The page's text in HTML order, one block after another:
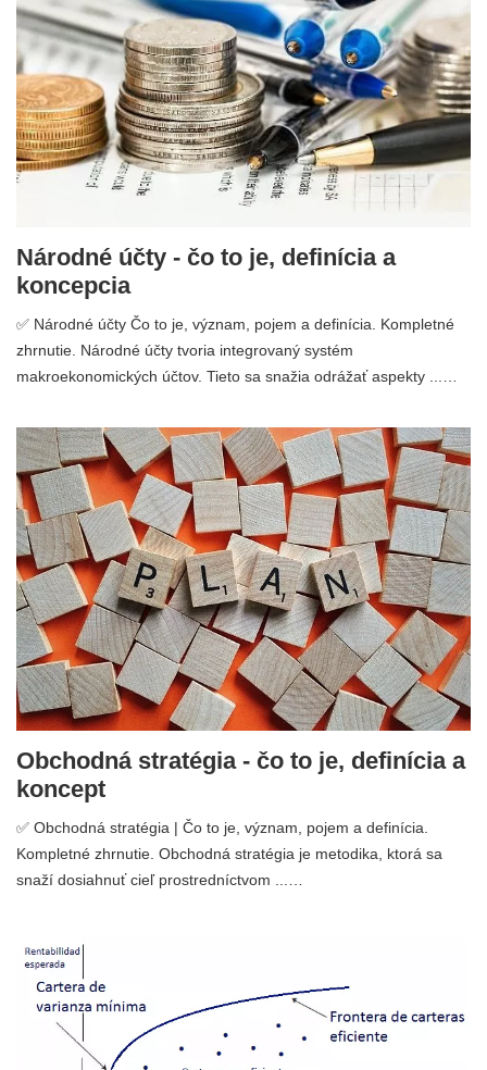
Národné účty - čo to je, definícia a
koncepcia
✅ Národné účty Čo to je, význam, pojem a definícia. Kompletné
zhrnutie. Národné účty tvoria integrovaný systém
makroekonomických účtov. Tieto sa snažia odrážať aspekty ...…
Obchodná stratégia - čo to je, definícia a
koncept
✅ Obchodná stratégia | Čo to je, význam, pojem a definícia.
Kompletné zhrnutie. Obchodná stratégia je metodika, ktorá sa
snaží dosiahnuť cieľ prostredníctvom ...…